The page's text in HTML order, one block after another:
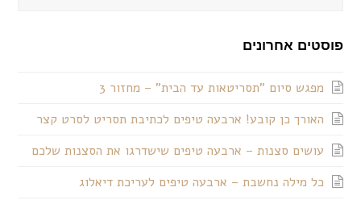
פוסטים אחרונים
מפגש סיום "תסריטאות עד הבית" – מחזור 3
האורך כן קובע! ארבעה טיפים לכתיבת תסריט לסרט קצר
עושים סצנות – ארבעה טיפים שישדרגו את הסצנות שלכם
כל מילה נחשבת – ארבעה טיפים לעריכת דיאלוג